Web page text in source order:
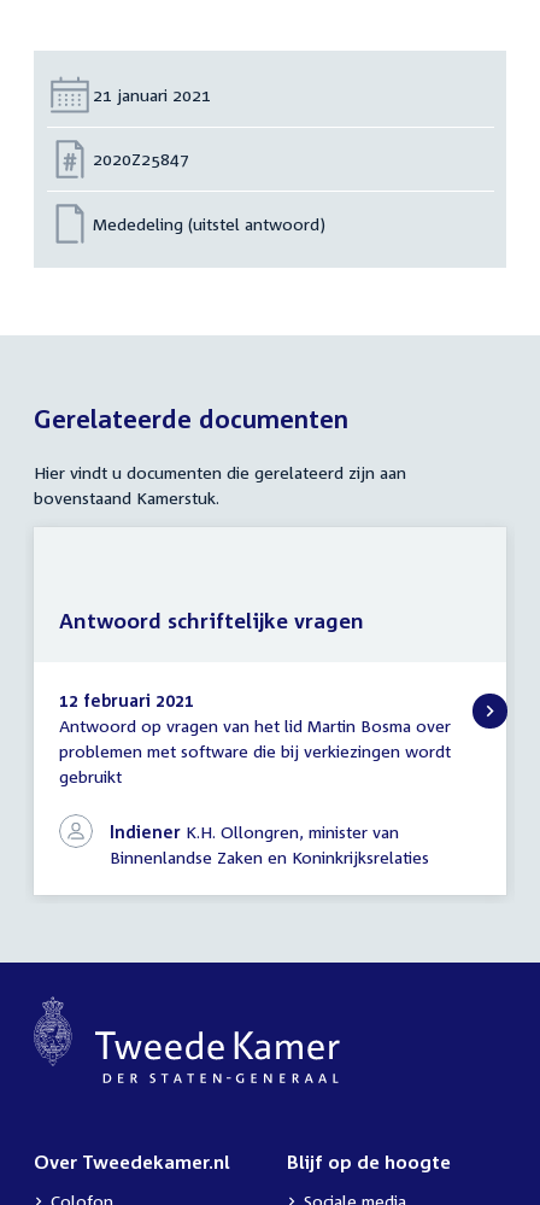
Datum:
21 januari 2021
Nummer:
2020Z25847
Mededeling (uitstel antwoord)
Gerelateerde documenten
Hier vindt u documenten die gerelateerd zijn aan
bovenstaand Kamerstuk.
Antwoord
schriftelijke
vragen
12 februari 2021
Antwoord op vragen van het lid Martin Bosma over
problemen met software die bij verkiezingen wordt
gebruikt
Indiener K.H. Ollongren, minister van
Binnenlandse Zaken en Koninkrijksrelaties
Antwoord schriftelijke vragen
Over Tweedekamer.nl
Colofon
Blijf op de hoogte
Sociale media